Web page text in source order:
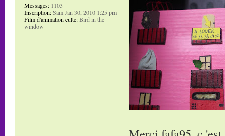
Messages: 1103
Inscription:Sam Jan 30, 2010 1:25 pm
Film d'animation culte:Bird in the
window